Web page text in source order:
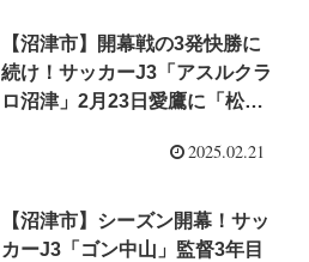
【沼津市】開幕戦の3発快勝に
続け！サッカーJ3「アスルクラ
ロ沼津」2月23日愛鷹に「松本
2025.02.21
【沼津市】シーズン開幕！サッ
カーJ3「ゴン中山」監督3年目